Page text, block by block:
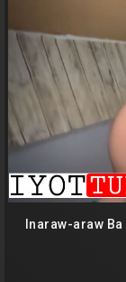
Inaraw-araw